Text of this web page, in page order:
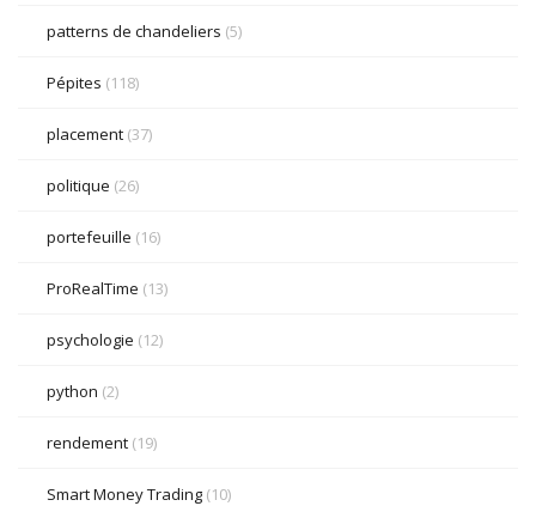
patterns de chandeliers (5)
Pépites (118)
placement (37)
politique (26)
portefeuille (16)
ProRealTime (13)
psychologie (12)
python (2)
rendement (19)
Smart Money Trading (10)